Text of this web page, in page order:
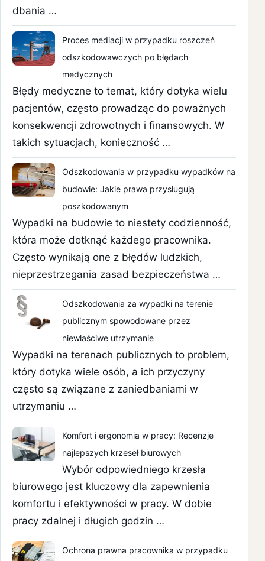
dbania …
Proces mediacji w przypadku roszczeń
odszkodowawczych po błędach
medycznych
Błędy medyczne to temat, który dotyka wielu
pacjentów, często prowadząc do poważnych
konsekwencji zdrowotnych i finansowych. W
takich sytuacjach, konieczność …
Odszkodowania w przypadku wypadków na
budowie: Jakie prawa przysługują
poszkodowanym
Wypadki na budowie to niestety codzienność,
która może dotknąć każdego pracownika.
Często wynikają one z błędów ludzkich,
nieprzestrzegania zasad bezpieczeństwa …
Odszkodowania za wypadki na terenie
publicznym spowodowane przez
niewłaściwe utrzymanie
Wypadki na terenach publicznych to problem,
który dotyka wiele osób, a ich przyczyny
często są związane z zaniedbaniami w
utrzymaniu …
Komfort i ergonomia w pracy: Recenzje
najlepszych krzeseł biurowych
Wybór odpowiedniego krzesła
biurowego jest kluczowy dla zapewnienia
komfortu i efektywności w pracy. W dobie
pracy zdalnej i długich godzin …
Ochrona prawna pracownika w przypadku